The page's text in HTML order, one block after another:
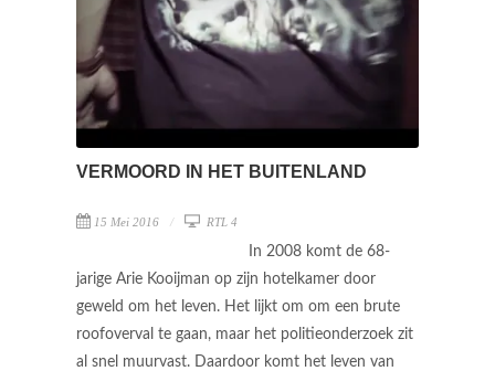
VERMOORD IN HET BUITENLAND
15 Mei 2016 RTL 4
In 2008 komt de 68-
jarige Arie Kooijman op zijn hotelkamer door
geweld om het leven. Het lijkt om om een brute
roofoverval te gaan, maar het politieonderzoek zit
al snel muurvast. Daardoor komt het leven van